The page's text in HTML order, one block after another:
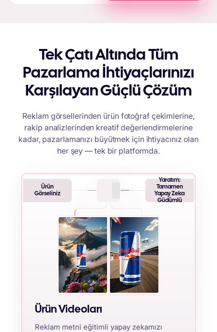
Tek Çatı Altında Tüm
Pazarlama İhtiyaçlarınızı
Karşılayan Güçlü Çözüm
Reklam görsellerinden ürün fotoğraf çekimlerine,
rakip analizlerinden kreatif değerlendirmelerine
kadar, pazarlamanızı büyütmek için ihtiyacınız olan
her şey — tek bir platformda.
Ürün
Görseliniz
Yaratım:
Tamamen
Yapay Zeka
Güdümlü
Ürün Videoları
Reklam metni eğitimli yapay zekamızı